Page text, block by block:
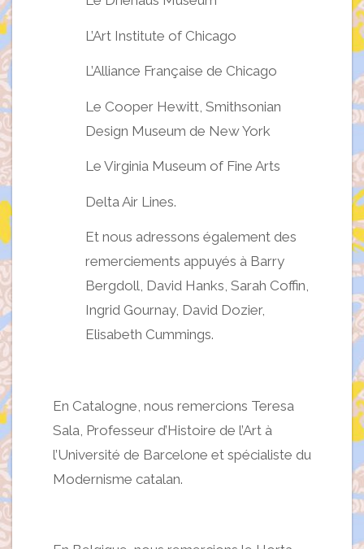
L’Art Institute of Chicago
L’Alliance Française de Chicago
Le Cooper Hewitt, Smithsonian
Design Museum de New York
Le Virginia Museum of Fine Arts
Delta Air Lines.
Et nous adressons également des
remerciements appuyés à Barry
Bergdoll, David Hanks, Sarah Coffin,
Ingrid Gournay, David Dozier,
Elisabeth Cummings.
En Catalogne, nous remercions Teresa
Sala, Professeur d’Histoire de l’Art à
l’Université de Barcelone et spécialiste du
Modernisme catalan.